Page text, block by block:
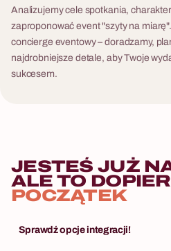
Analizujemy cele spotkania,
zaproponować event "szyty na
concierge eventowy – doradzamy,
najdrobniejsze detale, aby Twoje
sukcesem.
JESTEŚ JUŻ
ALE TO
POCZĄTEK
Sprawdź opcje integracji!